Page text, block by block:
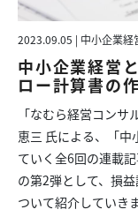
2023.09.05 | 中小企業経
中小企業経営
ロー計算書の
「なむら経営コン
恵三 氏による、「
ていく全6回の連載
の第2弾として、損
ついて紹介していき